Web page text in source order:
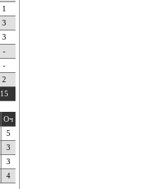
1
3
3
-
-
2
15
Оч
5
3
3
4